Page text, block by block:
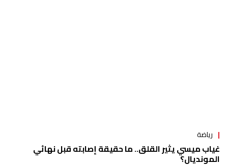
رياضة
غياب ميسي يثير القلق.. ما حقيقة إصابته قبل نهائي
المونديال؟